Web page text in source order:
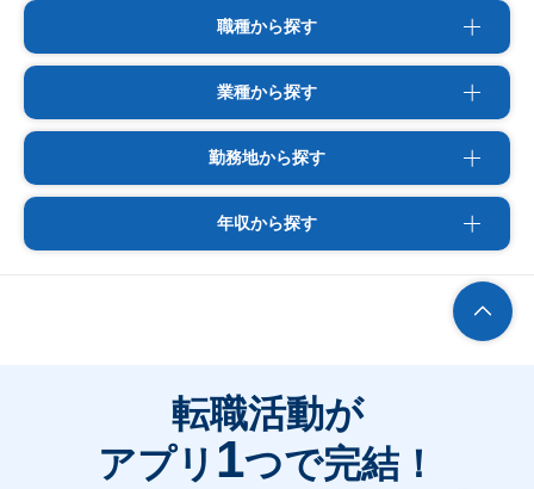
職種から探す
業種から探す
勤務地から探す
年収から探す
転職活動が
アプリ 1つで完結！